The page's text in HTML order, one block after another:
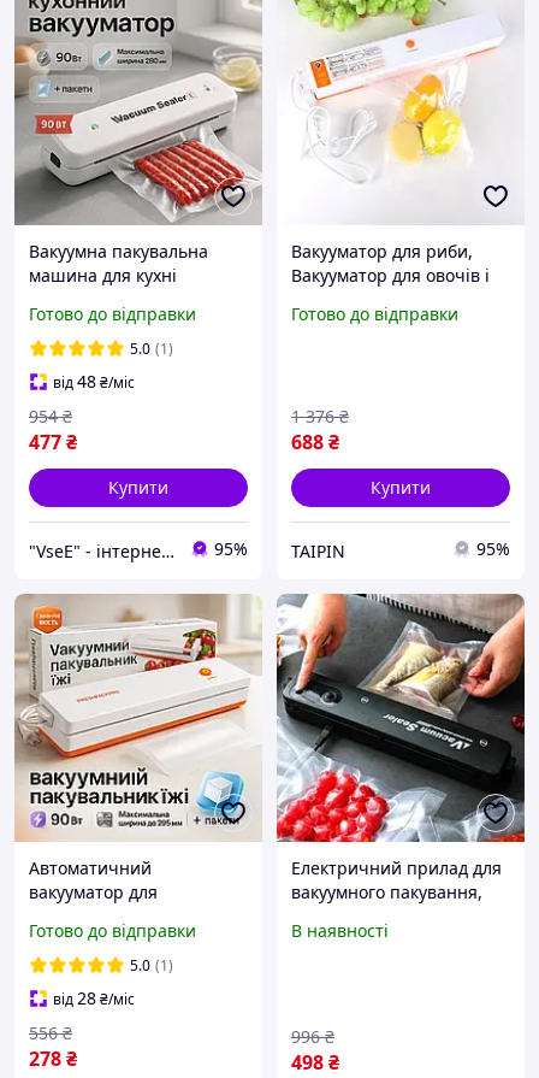
Вакуумна пакувальна
машина для кухні
вакуумування, Апарат
вакуумного пакування FV-
93
Готово до відправки
5.0 (1)
від48₴/міс
477₴
954 ₴
Купити
"VseE" - інтернет-магазин тактичного військового спорядження | Власне виробництво | 95%
Вакууматор для риби,
Вакууматор для овочів і
вакууматор, Настільні
Готово до відправки
688₴
1 376 ₴
Купити
TAIPIN 95%
Автоматичний
вакууматор для
використання Freshpack
Pro оранжевый,
Бюджетний вакууматор
FA-80
Готово до відправки
5.0 (1)
від28₴/міс
278₴
556 ₴
Електричний прилад для
вакуумного пакування,
пакетів, Електронний
В наявності
498₴
996 ₴